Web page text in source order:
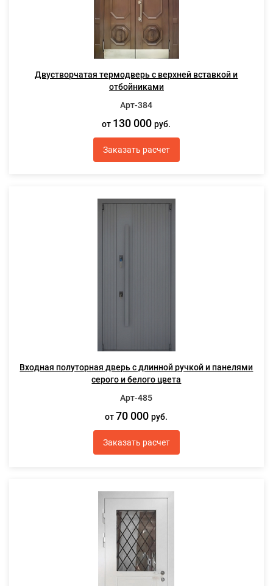
Двустворчатая термодверь с верхней вставкой и
отбойниками
Арт-384
от 130 000руб.
Заказать расчет
Входная полуторная дверь с длинной ручкой и панелями
серого и белого цвета
Арт-485
от 70 000руб.
Заказать расчет